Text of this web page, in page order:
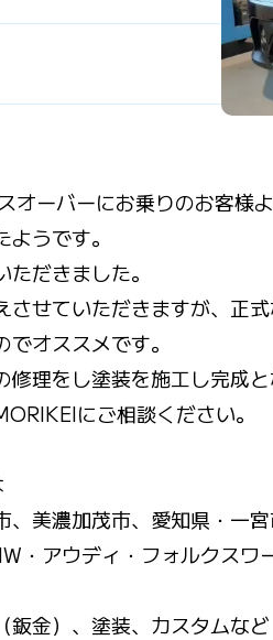
ーバーにお乗りのお客様
うです。
だきました。
せていただきますが、正
オススメです。
理をし塗装を施工し完成と
にご相談ください。
、美濃加茂市、愛知県・一
・アウディ・フォルクス
鈑金）、塗装、カスタムなど